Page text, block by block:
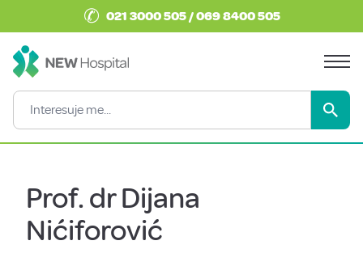
✆ 021 3000 505 / 069 8400 505
Prof. dr Dijana
Nićiforović